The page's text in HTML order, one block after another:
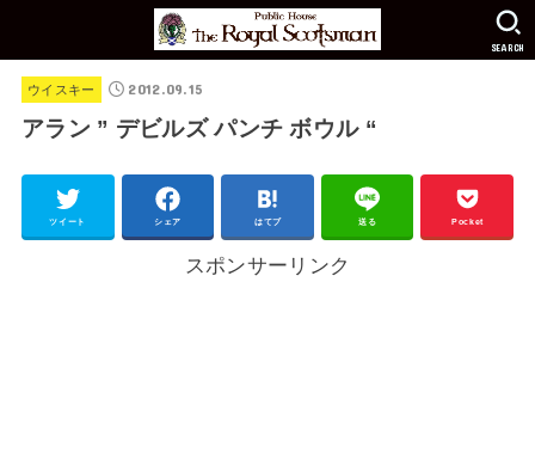
SEARCH
ウイスキー 2012.09.15
アラン ” デビルズ パンチ ボウル “
ツイート シェア はてブ 送る Pocket
スポンサーリンク